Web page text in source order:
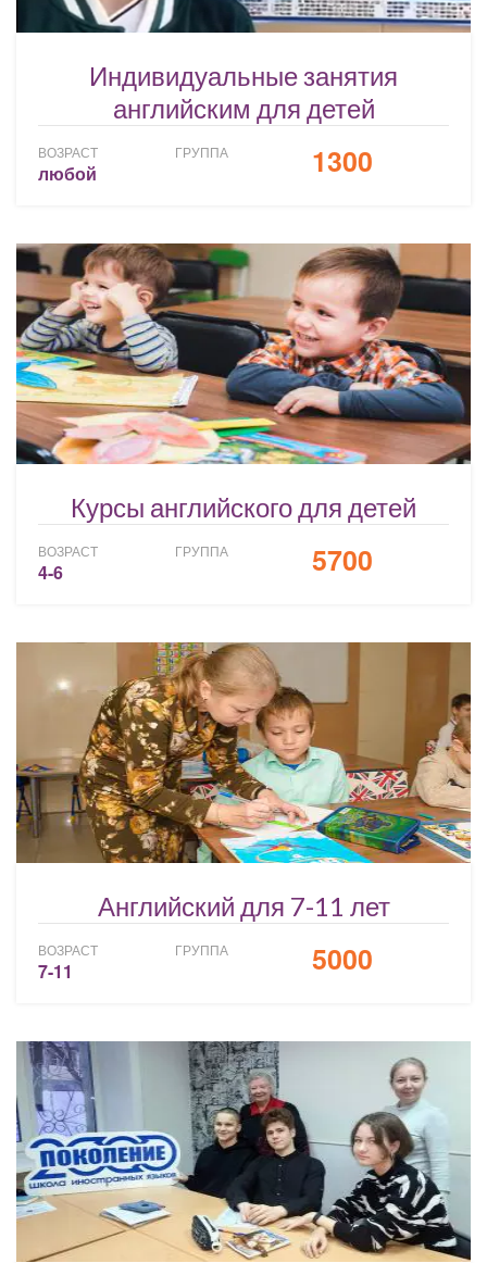
Индивидуальные занятия
английским для детей
ВОЗРАСТ
любой
ГРУППА 1300
Курсы английского для детей
ВОЗРАСТ
4-6
ГРУППА 5700
Английский для 7-11 лет
ВОЗРАСТ
7-11
ГРУППА 5000